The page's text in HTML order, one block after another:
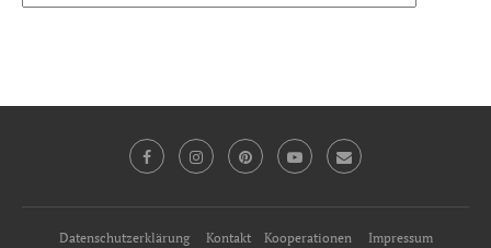
Datenschutzerklärung Kontakt Kooperationen Impressum